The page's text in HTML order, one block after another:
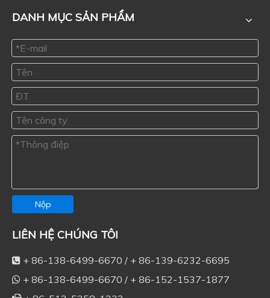
DANH MỤC SẢN PHẨM
Nộp
LIÊN HỆ CHÚNG TÔI
 + 86-138-6499-6670 / + 86-139-6232-6695
 + 86-138-6499-6670 / + 86-152-1537-1877